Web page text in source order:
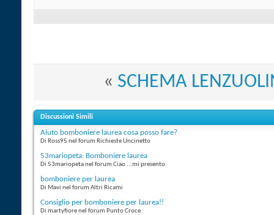
« SCHEMA
Discussioni Simili
Aiuto bomboniere laurea cosa posso fare?
Di Ross95 nel forum Richieste Uncinetto
53mariopeta: Bomboniere laurea
Di 53mariopeta nel forum Ciao ...mi presento
bomboniere per laurea
Di Mavi nel forum Altri Ricami
Consiglio per bomboniere per laurea!!
Di martyfiore nel forum Punto Croce